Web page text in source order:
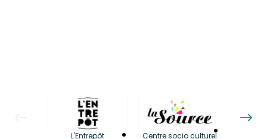
L'Entrepôt Centre socio culturel